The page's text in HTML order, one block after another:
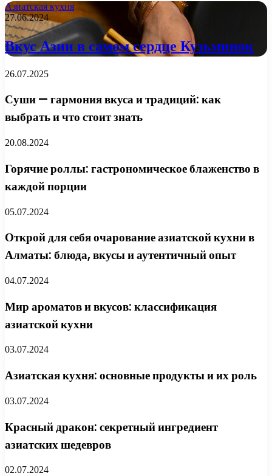
Азиатская кухня
27.06.2024
Вкус Азии в самом сердце Кузьминок
26.07.2025
Суши — гармония вкуса и традиций: как
выбрать и что стоит знать
20.08.2024
Горячие роллы: гастрономическое блаженство в
каждой порции
05.07.2024
Открой для себя очарование азиатской кухни в
Алматы: блюда, вкусы и аутентичный опыт
04.07.2024
Мир ароматов и вкусов: классификация
азиатской кухни
03.07.2024
Азиатская кухня: основные продукты и их роль
03.07.2024
Красный дракон: секретный ингредиент
азиатских шедевров
02.07.2024